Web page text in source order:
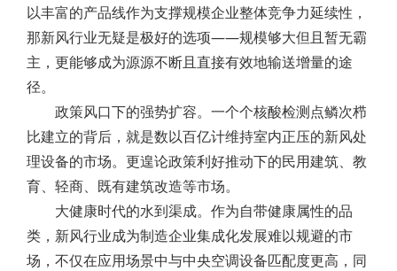
以丰富的产品线作为支撑规模企业整体竞争力延续性，
那新风行业无疑是极好的选项——规模够大但且暂无霸
主，更能够成为源源不断且直接有效地输送增量的途
径。
政策风口下的强势扩容。一个个核酸检测点鳞次栉
比建立的背后，就是数以百亿计维持室内正压的新风处
理设备的市场。更遑论政策利好推动下的民用建筑、教
育、轻商、既有建筑改造等市场。
大健康时代的水到渠成。作为自带健康属性的品
类，新风行业成为制造企业集成化发展难以规避的市
场，不仅在应用场景中与中央空调设备匹配度更高，同